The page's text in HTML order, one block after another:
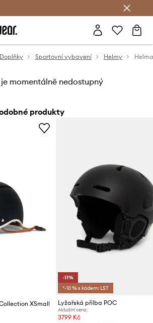
Doplňky Sportovní vybavení Helmy
momentálně nedostupný
produkty
XSmall
-11%
*-10 % s kódem: LST
Lyžařská přilba POC
Aktuální cena:
3799 Kč